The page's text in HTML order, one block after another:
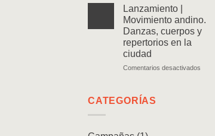
de
las
Lanzamiento |
Movimiento andino.
Danzas, cuerpos y
repertorios en la
ciudad
Comentarios desactivados
CATEGORÍAS